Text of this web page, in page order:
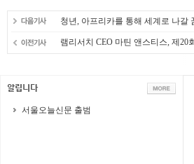
청년, 아프리카를 통해 세계로 나갈
램리서치 CEO 마틴 앤스티스, 제20
서울오늘신문 출범